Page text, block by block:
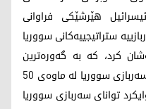
هێرشێکی فراوانی
ستراتیجییەکانی سووریا
کرد، کە بە گەورەترین
هێرشی ئیسرائیل بۆ سەر ژێرخانەی سەربازی سووریا لە ماوەی 50
توانای سەربازی سووریا